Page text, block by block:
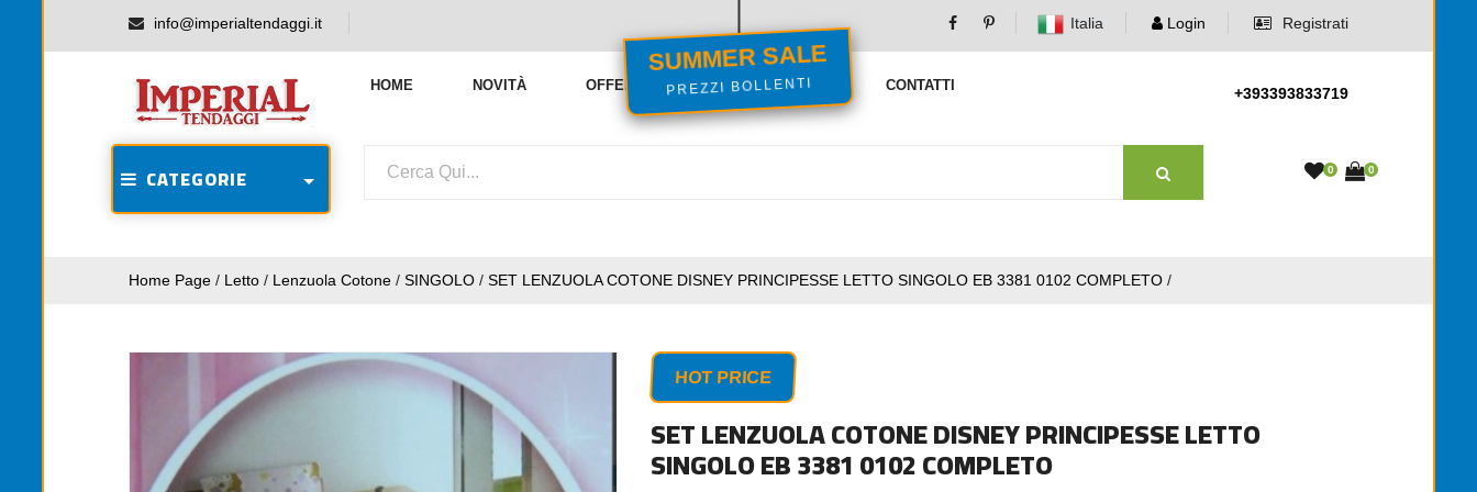
SUMMER SALE
PREZZI BOLLENTI
info@imperialtendaggi.it Italia Login Registrati
HOME NOVITÀ OFFERTE VENDITE FLASH CONTATTI +393393833719
CATEGORIE 0 0
Home Page / Letto / Lenzuola Cotone / SINGOLO / SET LENZUOLA COTONE DISNEY PRINCIPESSE LETTO SINGOLO EB 3381 0102 COMPLETO /
HOT PRICE
SET LENZUOLA COTONE DISNEY PRINCIPESSE LETTO
SINGOLO EB 3381 0102 COMPLETO